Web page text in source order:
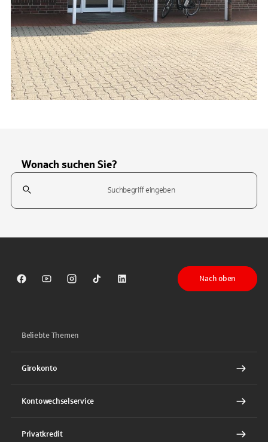
Wonach suchen Sie?
Suchfeld
Sparkasse auf Facebook
Sparkasse auf Youtube
Sparkasse auf Instagram
Sparkasse auf TikTok
Sparkasse auf LinkedIn
Nach oben
Beliebte Themen
Girokonto
Kontowechselservice
Privatkredit